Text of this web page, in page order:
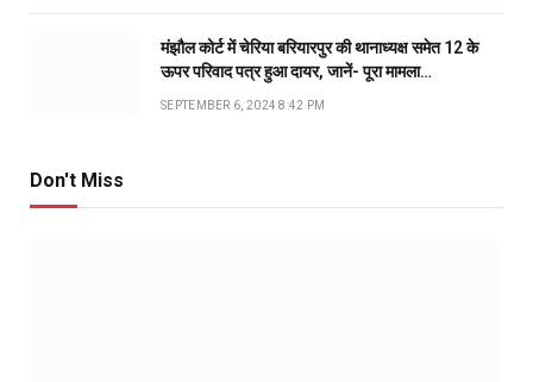
मंझौल कोर्ट में चेरिया बरियारपुर की थानाध्यक्ष समेत 12 के
ऊपर परिवाद पत्र हुआ दायर, जानें- पूरा मामला…
SEPTEMBER 6, 2024 8:42 PM
Don't Miss